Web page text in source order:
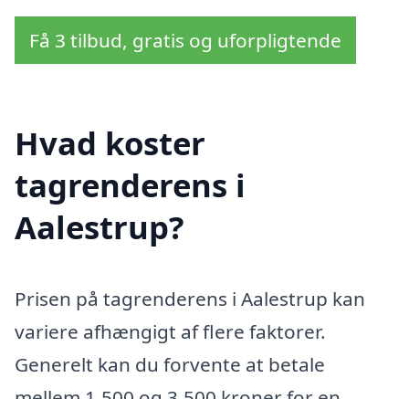
Få 3 tilbud, gratis og uforpligtende
Hvad koster
tagrenderens i
Aalestrup?
Prisen på tagrenderens i Aalestrup kan
variere afhængigt af flere faktorer.
Generelt kan du forvente at betale